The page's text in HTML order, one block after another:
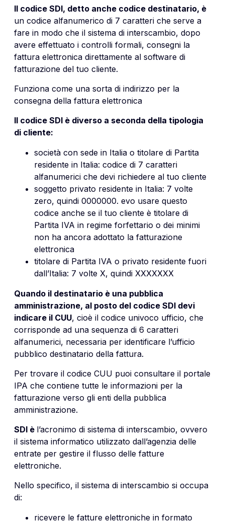
Il codice SDI, detto anche codice destinatario, è
un codice alfanumerico di 7 caratteri che serve a
fare in modo che il sistema di interscambio, dopo
avere effettuato i controlli formali, consegni la
fattura elettronica direttamente al software di
fatturazione del tuo cliente.
Funziona come una sorta di indirizzo per la
consegna della fattura elettronica
Il codice SDI è diverso a seconda della tipologia
di cliente:
società con sede in Italia o titolare di Partita
residente in Italia: codice di 7 caratteri
alfanumerici che devi richiedere al tuo cliente
soggetto privato residente in Italia: 7 volte
zero, quindi 0000000. evo usare questo
codice anche se il tuo cliente è titolare di
Partita IVA in regime forfettario o dei minimi
non ha ancora adottato la fatturazione
elettronica
titolare di Partita IVA o privato residente fuori
dall’Italia: 7 volte X, quindi XXXXXXX
Quando il destinatario è una pubblica
amministrazione, al posto del codice SDI devi
indicare il CUU, cioè il codice univoco ufficio, che
corrisponde ad una sequenza di 6 caratteri
alfanumerici, necessaria per identificare l’ufficio
pubblico destinatario della fattura.
Per trovare il codice CUU puoi consultare il portale
IPA che contiene tutte le informazioni per la
fatturazione verso gli enti della pubblica
amministrazione.
SDI è l’acronimo di sistema di interscambio, ovvero
il sistema informatico utilizzato dall’agenzia delle
entrate per gestire il flusso delle fatture
elettroniche.
Nello specifico, il sistema di interscambio si occupa
di:
ricevere le fatture elettroniche in formato